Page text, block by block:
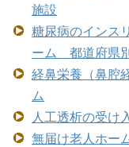
施設
糖尿病のインス
ーム 都道府県
経鼻栄養（鼻腔
ム
人工透析の受け
無届け老人ホー